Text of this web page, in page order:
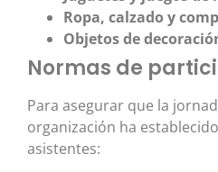
Ropa, calzado y
Objetos de
Normas de
Para asegurar que la
organización ha
asistentes: